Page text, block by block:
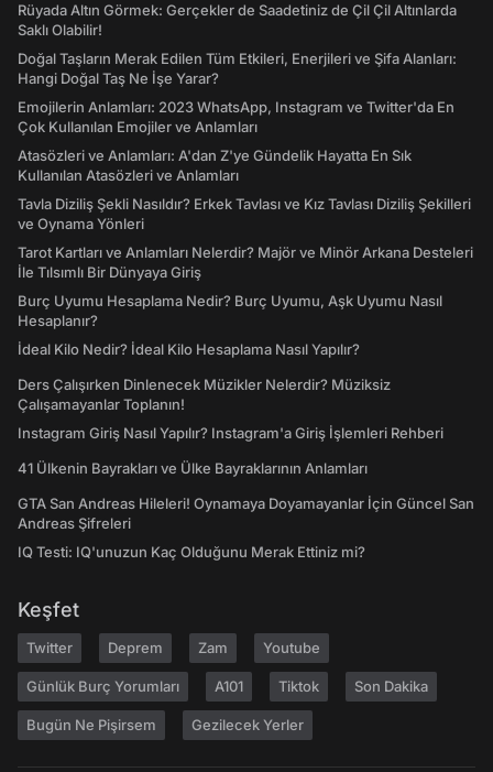
Rüyada Altın Görmek: Gerçekler de Saadetiniz de Çil Çil Altınlarda
Saklı Olabilir!
Doğal Taşların Merak Edilen Tüm Etkileri, Enerjileri ve Şifa Alanları:
Hangi Doğal Taş Ne İşe Yarar?
Emojilerin Anlamları: 2023 WhatsApp, Instagram ve Twitter'da En
Çok Kullanılan Emojiler ve Anlamları
Atasözleri ve Anlamları: A'dan Z'ye Gündelik Hayatta En Sık
Kullanılan Atasözleri ve Anlamları
Tavla Diziliş Şekli Nasıldır? Erkek Tavlası ve Kız Tavlası Diziliş Şekilleri
ve Oynama Yönleri
Tarot Kartları ve Anlamları Nelerdir? Majör ve Minör Arkana Desteleri
İle Tılsımlı Bir Dünyaya Giriş
Burç Uyumu Hesaplama Nedir? Burç Uyumu, Aşk Uyumu Nasıl
Hesaplanır?
İdeal Kilo Nedir? İdeal Kilo Hesaplama Nasıl Yapılır?
Ders Çalışırken Dinlenecek Müzikler Nelerdir? Müziksiz
Çalışamayanlar Toplanın!
Instagram Giriş Nasıl Yapılır? Instagram'a Giriş İşlemleri Rehberi
41 Ülkenin Bayrakları ve Ülke Bayraklarının Anlamları
GTA San Andreas Hileleri! Oynamaya Doyamayanlar İçin Güncel San
Andreas Şifreleri
IQ Testi: IQ'unuzun Kaç Olduğunu Merak Ettiniz mi?
Keşfet
Twitter Deprem Zam Youtube
Günlük Burç Yorumları A101 Tiktok Son Dakika
Bugün Ne Pişirsem Gezilecek Yerler